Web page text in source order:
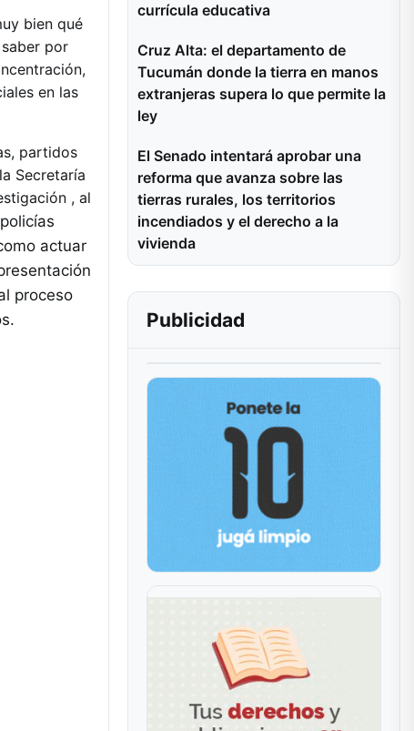
bien qué
por
en las
partidos
Secretaría
, al
actuar
proceso
currícula educativa
Cruz Alta: el departamento de
Tucumán donde la tierra en manos
extranjeras supera lo que permite la
ley
El Senado intentará aprobar una
reforma que avanza sobre las
tierras rurales, los territorios
incendiados y el derecho a la
vivienda
Publicidad